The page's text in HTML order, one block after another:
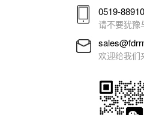
0519-
请不要犹豫
欢迎给我们